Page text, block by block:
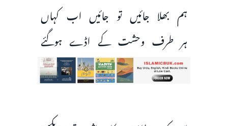
ہم بھلا جائیں تو جائیں اب کہاں
ہر طرف وحشت کے اڈے ہوگئے